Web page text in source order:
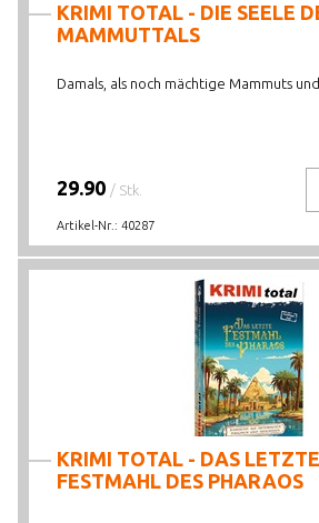
KRIMI TOTAL - DIE SEELE
MAMMUTTALS
Damals, als noch mächtige Mammuts
29.90 / Stk.
Artikel-Nr.: 40287
KRIMI TOTAL - DAS LETZTE
FESTMAHL DES PHARAOS